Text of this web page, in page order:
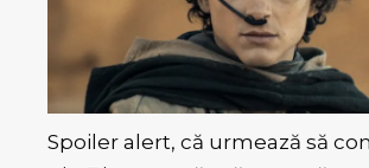
Spoiler alert, că urmează să